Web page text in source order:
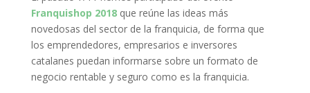
Franquishop 2018que reúne las ideas más
novedosas del sector de la franquicia, de forma que
los emprendedores, empresarios e inversores
catalanes puedan informarse sobre un formato de
negocio rentable y seguro como es la franquicia.